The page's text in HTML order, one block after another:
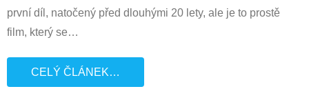
první díl, natočený před dlouhými 20 lety, ale je to prostě
film, který se…
CELÝ ČLÁNEK…